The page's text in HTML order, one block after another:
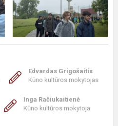
Edvardas Grigošaitis
Kūno kultūros mokytojas
Inga Račiukaitienė
Kūno kultūros mokytoja